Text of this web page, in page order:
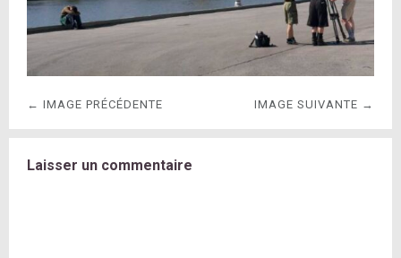
← IMAGE PRÉCÉDENTE IMAGE SUIVANTE →
Laisser un commentaire